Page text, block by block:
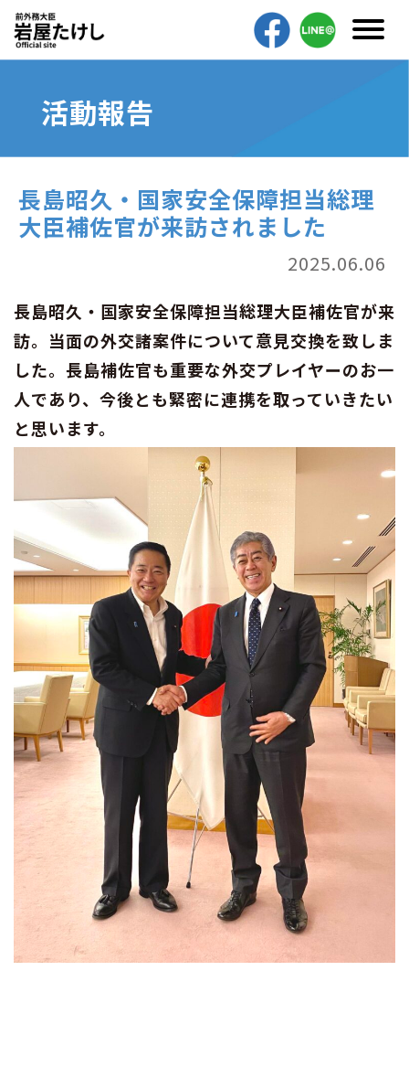
活動報告
長島昭久・国家安全保障担当総理
大臣補佐官が来訪されました
2025.06.06
長島昭久・国家安全保障担当総理大臣補佐官が来
訪。当面の外交諸案件について意見交換を致しま
した。長島補佐官も重要な外交プレイヤーのお一
人であり、今後とも緊密に連携を取っていきたい
と思います。